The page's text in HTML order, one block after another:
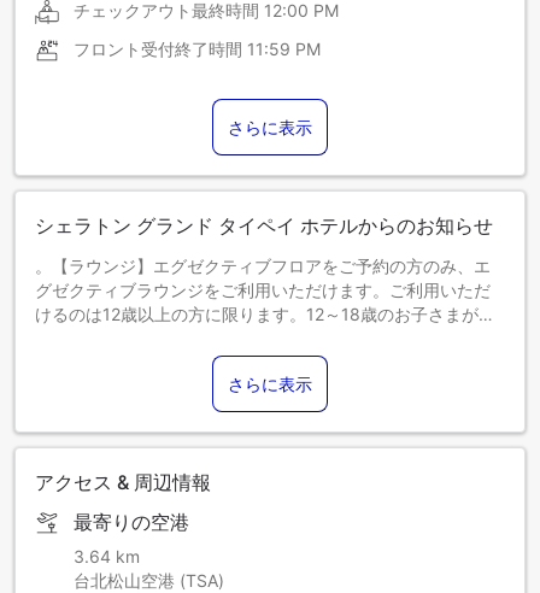
チェックアウト最終時間 12:00 PM
フロント受付終了時間 11:59 PM
さらに表示
シェラトン グランド タイペイ ホテルからのお知らせ
。【ラウンジ】エグゼクティブフロアをご予約の方のみ、エ
グゼクティブラウンジをご利用いただけます。ご利用いただ
けるのは12歳以上の方に限ります。12～18歳のお子さまがご
【朝食】コンシェルジュレベルのお部屋を朝食付きでご予約
の方は、17階エグゼクティブラウンジでの朝食をお楽しみい
朝食提供時間：7:00 AM～11:00 AM
車場および車両の出入り方法が変更となる場合がございま
さらに表示
アクセス & 周辺情報
最寄りの空港
3.64 km
台北松山空港 (TSA)